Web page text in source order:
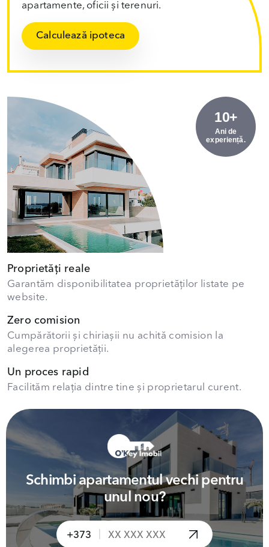
apartamente, oficii și terenuri.
Calculează ipoteca
10+
Ani de
experiență.
Proprietăți reale
Garantăm disponibilitatea proprietăților listate pe
website.
Zero comision
Cumpărătorii și chiriașii nu achită comision la
alegerea proprietății.
Un proces rapid
Facilităm relația dintre tine și proprietarul curent.
Schimbi apartamentul vechi pentru
unul nou?
+373